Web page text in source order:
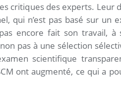
critiques des experts. Leur
qui n’est pas basé sur
pas encore fait son
pas à une sélection
scientifique
ont augmenté, ce qui a